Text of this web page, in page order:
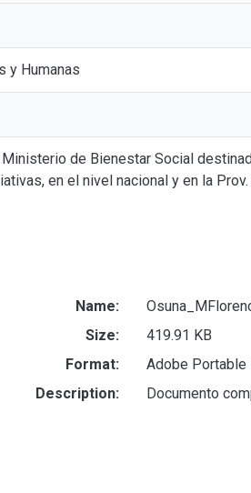
y Humanas
de Bienestar Social
en el nivel nacional y en la
Name:
Size:
419.91 KB
Format:
Adobe Portable
Description:
Documento